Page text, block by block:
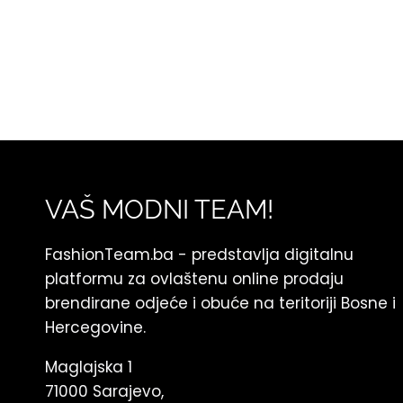
VAŠ MODNI TEAM!
FashionTeam.ba - predstavlja digitalnu
platformu za ovlaštenu online prodaju
brendirane odjeće i obuće na teritoriji Bosne i
Hercegovine.
Maglajska 1
71000 Sarajevo,